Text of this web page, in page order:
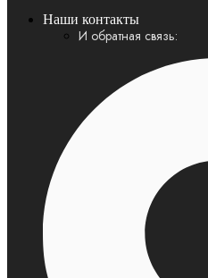
Наши контакты
И обратная связь: